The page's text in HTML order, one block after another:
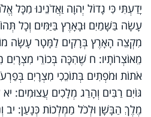
יָדַעְתִּי כִּי גָדוֹל יְהוָה וַאֲדֹנֵינוּ מִכָּל
עָשָׂה בַּשָּׁמַיִם וּבָאָרֶץ בַּיַּמִּים וְכָל
מִקְצֵה הָאָרֶץ בְּרָקִים לַמָּטָר עָשָׂה
מֵאוֹצְרוֹתָיו: ח שֶׁהִכָּה בְּכוֹרֵי
אֹתוֹת וּמֹפְתִים בְּתוֹכֵכִי מִצְרָיִם
גּוֹיִם רַבִּים וְהָרַג מְלָכִים עֲצוּמִים:
מֶלֶךְ הַבָּשָׁן וּלְכֹל מַמְלְכוֹת כְּנָעַן: